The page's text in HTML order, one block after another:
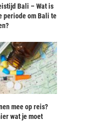
Dineren onder water: bijzondere
Bali – Wat is
periode om Bali te
mee op reis?
wat je moet